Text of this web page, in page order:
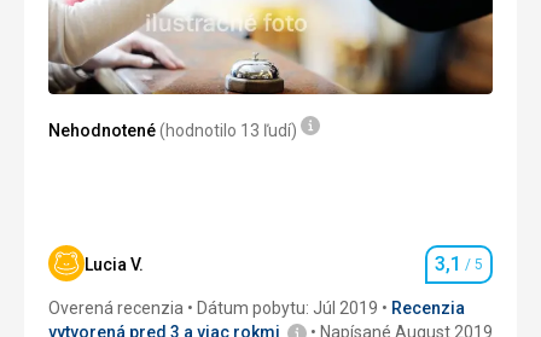
Nehodnotené(hodnotilo 13 ľudí)
Lucia V. Hodnotenie
3,1 / 5
Overená recenzia Dátum pobytu: Júl 2019
Recenzia
vytvorená pred 3 a viac rokmi
Napísané August 2019